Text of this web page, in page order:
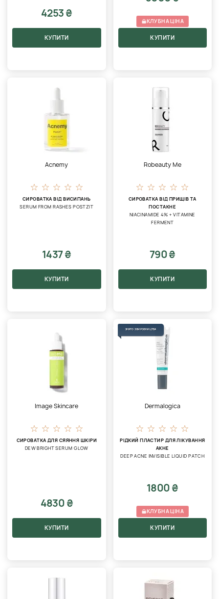
4253 ₴
КУПИТИ
КЛУБНА ЦІНА
КУПИТИ
Acnemy
СИРОВАТКА ВІД ВИСИПАНЬ
SERUM FROM RASHES POSTZIT
1437 ₴
КУПИТИ
Robeauty Me
СИРОВАТКА ВІД ПРИЩІВ ТА
ПОСТАКНЕ
NIACINAMIDE 4% + VITAMINE
FERMENT
790 ₴
КУПИТИ
Image Skincare
СИРОВАТКА ДЛЯ СЯЯННЯ ШКІРИ
DEW BRIGHT SERUM GLOW
4830 ₴
КУПИТИ
ЗНЯТО З ВИРОБНИЦТВА
Dermalogica
РІДКИЙ ПЛАСТИР ДЛЯ ЛІКУВАННЯ
АКНЕ
DEEP АCNE INVISIBLE LIQUID PATCH
1800 ₴
КЛУБНА ЦІНА
КУПИТИ